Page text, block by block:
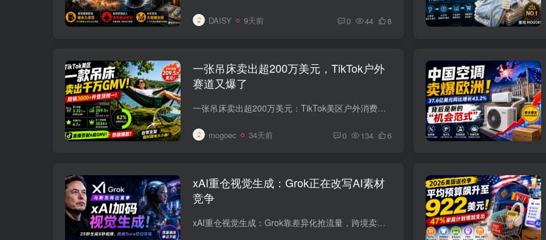
DAISY 9天前 0 44 8
一张吊床卖出超200万美元，TikTok户外
赛道又爆了
一张吊床卖出超200万美元：TikTok美区户外消费换挡，直播正在成为成交主场 当不少卖家还在讨论“露营经济是不是已经退潮”时，一张自带支架的户外吊床，正在TikTok Shop美国站悄悄卖成爆款。 截...
mogoec 34天前 0 134 6
xAI重仓视觉生成：Grok正在改写AI素材
竞争
xAI重仓视觉生成：Grok靠差异化抢流量，跨境卖家迎来素材新变量 生成式人工智能的竞争，正在从“谁更会回答问题”，快速转向“谁能更低成本地生产图片和视频”。 近期，马斯克旗下人工智能公司x...